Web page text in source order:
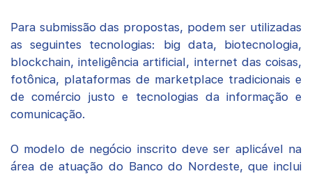
Para submissão das propostas, podem ser utilizadas
as seguintes tecnologias: big data, biotecnologia,
blockchain, inteligência artificial, internet das coisas,
fotônica, plataformas de marketplace tradicionais e
de comércio justo e tecnologias da informação e
comunicação.
O modelo de negócio inscrito deve ser aplicável na
área de atuação do Banco do Nordeste, que inclui